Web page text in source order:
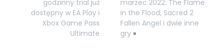
godzinny trial już
dostępny w EA Play i
Xbox Game Pass
Ultimate
marzec 2022: The Flame
in the Flood, Sacred 2
Fallen Angel i dwie inne
gry »